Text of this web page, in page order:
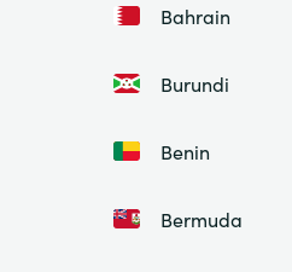
Bahrain
Burundi
Benin
Bermuda